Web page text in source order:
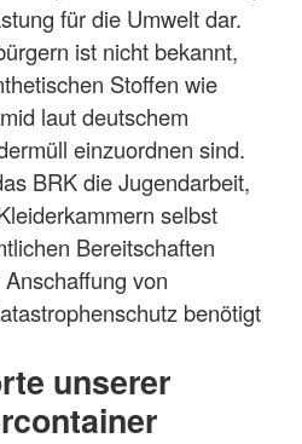
für die Umwelt dar.
ist nicht bekannt,
Stoffen wie
laut deutschem
einzuordnen sind.
BRK die Jugendarbeit,
selbst
Bereitschaften
von
benötigt
unserer